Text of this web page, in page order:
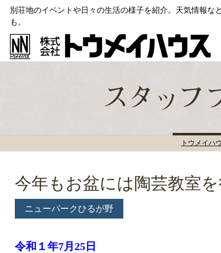
別荘地のイベントや日々の生活の様子を紹介。天気情報な
も。
トウメイハ
今年もお盆には陶芸教室
ニューパークひるが野
令和１年7月25 日